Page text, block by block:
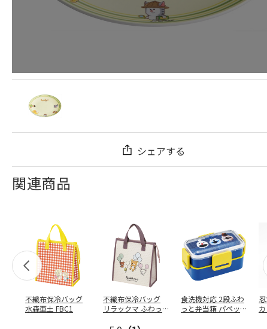
シェアする
関連商品
不織布保冷バッグ
水森亜土 FBC1
不織布保冷バッグ
リラックマ ふわっ
食洗機対応 2段ふわ
っと弁当箱 パペッ